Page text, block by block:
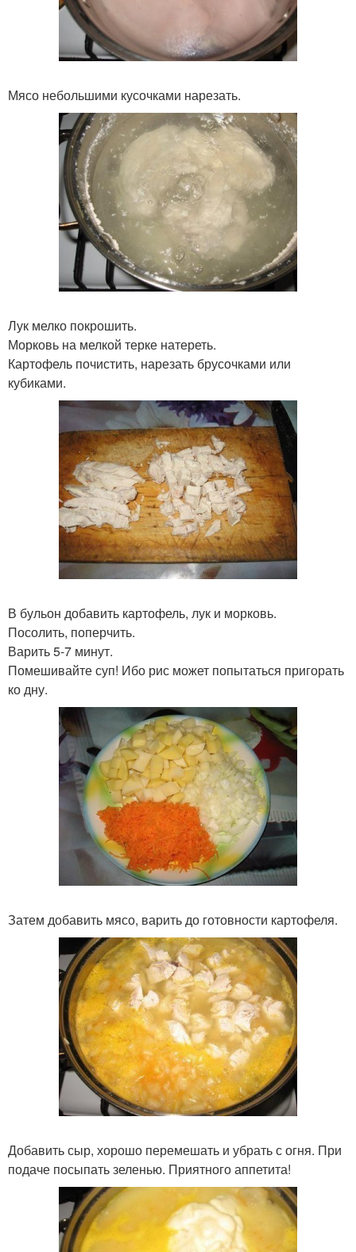
Мясо небольшими кусочками нарезать.
Лук мелко покрошить.
Морковь на мелкой терке натереть.
Картофель почистить, нарезать брусочками или
кубиками.
В бульон добавить картофель, лук и морковь.
Посолить, поперчить.
Варить 5-7 минут.
Помешивайте суп! Ибо рис может попытаться пригорать
ко дну.
Затем добавить мясо, варить до готовности картофеля.
Добавить сыр, хорошо перемешать и убрать с огня. При
подаче посыпать зеленью. Приятного аппетита!